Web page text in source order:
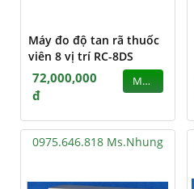
Máy đo độ tan rã thuốc
viên 8 vị trí RC-8DS
72,000,000
đ
MUA
0975.646.818 Ms.Nhung